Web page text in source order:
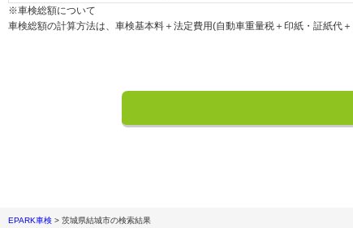
※車検総額について
車検総額の計算方法は、車検基本料＋法定費用(自動車重量税＋印紙・証紙代
EPARK車検 > 茨城県結城市の検索結果